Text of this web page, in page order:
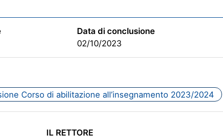
Data di conclusione
02/10/2023
Corso di abilitazione all’insegnamento 2023/2024
IL RETTORE